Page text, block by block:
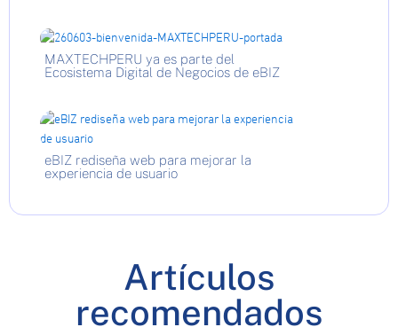
MAXTECHPERU ya es parte del
Ecosistema Digital de Negocios de eBIZ
eBIZ rediseña web para mejorar la
experiencia de usuario
Artículos
recomendados